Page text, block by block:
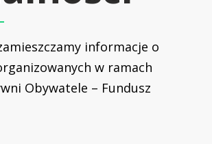
informacje o
w ramach
Obywatele – Fundusz